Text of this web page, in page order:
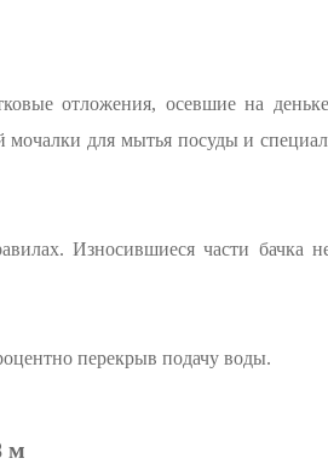
отложения, осевшие на
для мытья посуды и
Износившиеся части бачка
перекрыв подачу воды.
м